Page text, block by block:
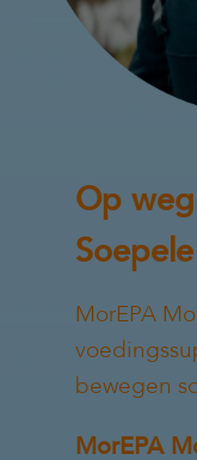
Op
MorEPA
bewegen
MorEPA